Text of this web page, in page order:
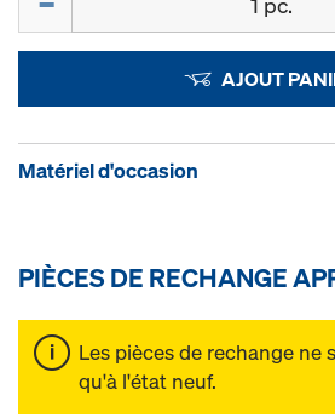
AJOUT
Matériel d'occasion
PIÈCES DE RECHANGE
Les pièces de rechange ne
qu'à l'état neuf.